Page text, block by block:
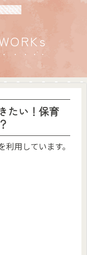
ブログ
たい！保育
用しています。